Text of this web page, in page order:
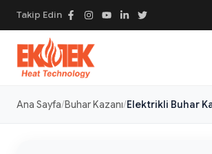
Takip Edin
Ana Sayfa Buhar Kazanı Elektrikli Buhar